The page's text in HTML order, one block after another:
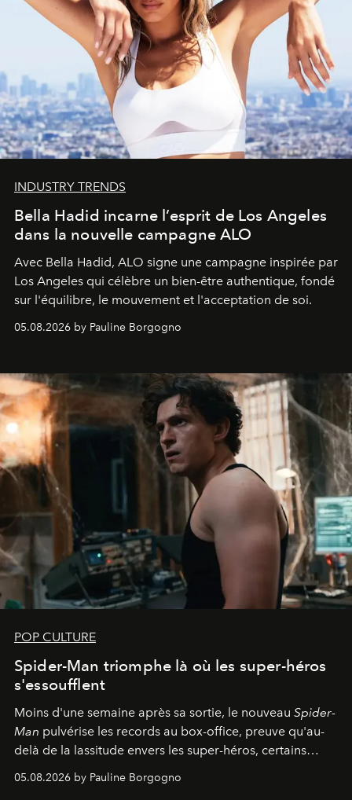
INDUSTRY TRENDS
Bella Hadid incarne l’esprit de Los Angeles
dans la nouvelle campagne ALO
Avec Bella Hadid, ALO signe une campagne inspirée par
Los Angeles qui célèbre un bien-être authentique, fondé
sur l'équilibre, le mouvement et l'acceptation de soi.
05.08.2026 by Pauline Borgogno
POP CULTURE
Spider-Man triomphe là où les super-héros
s'essoufflent
Moins d'une semaine après sa sortie, le nouveau Spider-
Man pulvérise les records au box-office, preuve qu'au-
delà de la lassitude envers les super-héros, certains
05.08.2026 by Pauline Borgogno